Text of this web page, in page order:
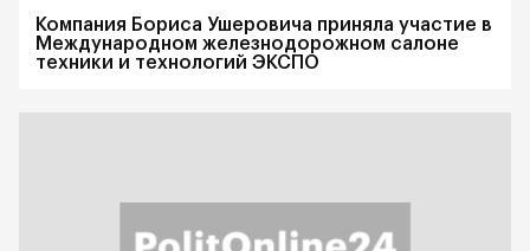
Компания Бориса Ушеровича приняла участие в
Международном железнодорожном салоне
техники и технологий ЭКСПО